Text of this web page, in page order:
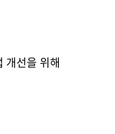
개선을 위해